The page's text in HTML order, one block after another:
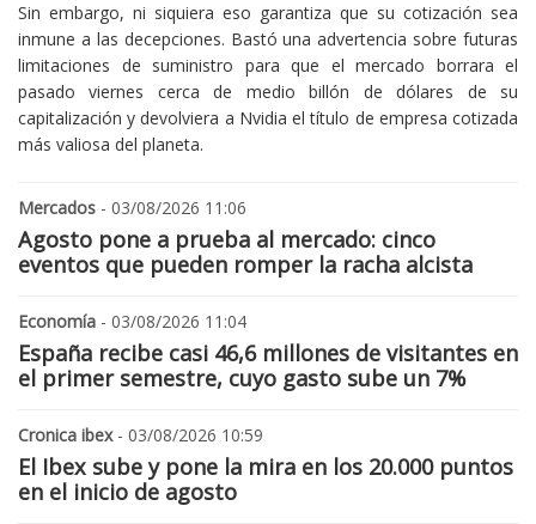
Sin embargo, ni siquiera eso garantiza que su cotización sea
inmune a las decepciones. Bastó una advertencia sobre futuras
limitaciones de suministro para que el mercado borrara el
pasado viernes cerca de medio billón de dólares de su
capitalización y devolviera a Nvidia el título de empresa cotizada
más valiosa del planeta.
Mercados - 03/08/2026 11:06
Agosto pone a prueba al mercado: cinco
eventos que pueden romper la racha alcista
Economía - 03/08/2026 11:04
España recibe casi 46,6 millones de visitantes en
el primer semestre, cuyo gasto sube un 7%
Cronica ibex- 03/08/2026 10:59
El Ibex sube y pone la mira en los 20.000 puntos
en el inicio de agosto